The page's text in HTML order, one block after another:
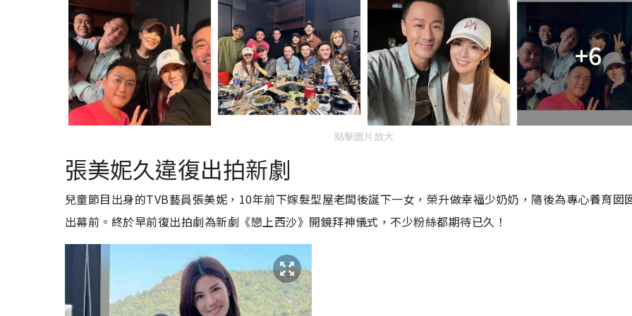
+6
點擊圖片放大
張美妮久違復出拍新劇
兒童節目出身的TVB藝員張美妮，10年前下嫁髮型屋老闆後誕下一女，榮升做幸福少奶奶，隨後為專心養育囡
出幕前。終於早前復出拍劇為新劇《戀上西沙》開鏡拜神儀式，不少粉絲都期待已久！